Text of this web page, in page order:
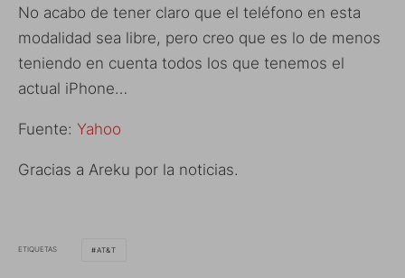
No acabo de tener claro que el teléfono en esta
modalidad sea libre, pero creo que es lo de menos
teniendo en cuenta todos los que tenemos el
actual iPhone…
Fuente: Yahoo
Gracias a Areku por la noticias.
ETIQUETAS AT&T